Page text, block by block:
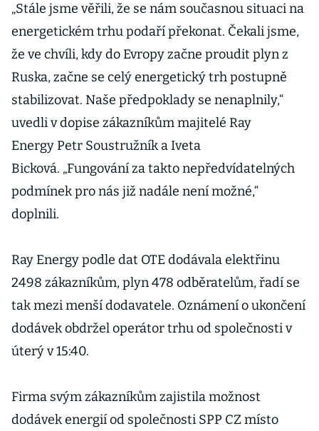
„Stále jsme věřili, že se nám současnou situaci na
energetickém trhu podaří překonat. Čekali jsme,
že ve chvíli, kdy do Evropy začne proudit plyn z
Ruska, začne se celý energetický trh postupně
stabilizovat. Naše předpoklady se nenaplnily,“
uvedli v dopise zákazníkům majitelé Ray
Energy Petr Soustružník a Iveta
Bicková. „Fungování za takto nepředvídatelných
podmínek pro nás již nadále není možné,“
doplnili.
Ray Energy podle dat OTE dodávala elektřinu
2498 zákazníkům, plyn 478 odběratelům, řadí se
tak mezi menší dodavatele. Oznámení o ukončení
dodávek obdržel operátor trhu od společnosti v
úterý v 15:40.
Firma svým zákazníkům zajistila možnost
dodávek energií od společnosti SPP CZ místo